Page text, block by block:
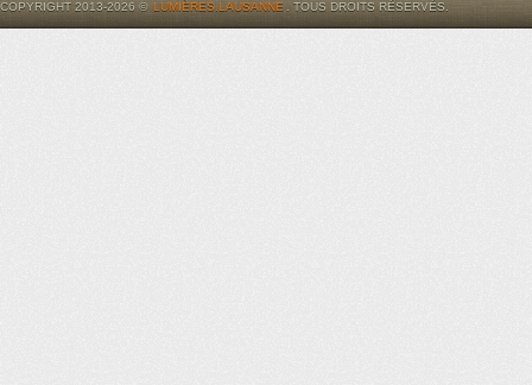
COPYRIGHT 2013-2026 © LUMIÈRES.LAUSANNE . TOUS DROITS RÉSERVÉS.